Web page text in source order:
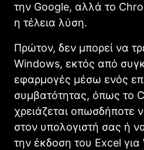
την Google, αλλά το
η τέλεια λύση.
Πρώτον, δεν μπορεί να
Windows, εκτός από
εφαρμογές μέσω ενός
συμβατότητας, όπως το
χρειάζεται οπωσδήποτε
στον υπολογιστή σας ή
την έκδοση του Excel